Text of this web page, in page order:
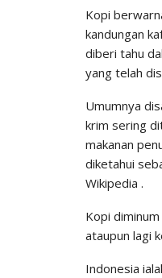
Kopi
kandungan
diberi tahu
yang telah
Umumnya
krim sering
makanan
diketahui
Wikipedia .
Kopi
ataupun lagi
Indonesia